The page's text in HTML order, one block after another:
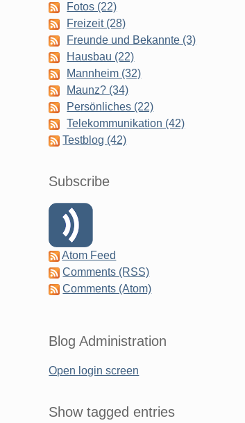
Fotos (22)
Freizeit (28)
Freunde und Bekannte (3)
Hausbau (22)
Mannheim (32)
Maunz? (34)
Persönliches (22)
Telekommunikation (42)
Testblog (42)
Subscribe
Atom Feed
Comments (RSS)
Comments (Atom)
Blog Administration
Open login screen
Show tagged entries